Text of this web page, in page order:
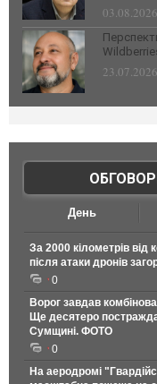
День
За 2000 кілометрів від
після атаки дронів
0
Ворог завдав
Ще десятеро
Сумщині. ФОТО
0
На аеродромі